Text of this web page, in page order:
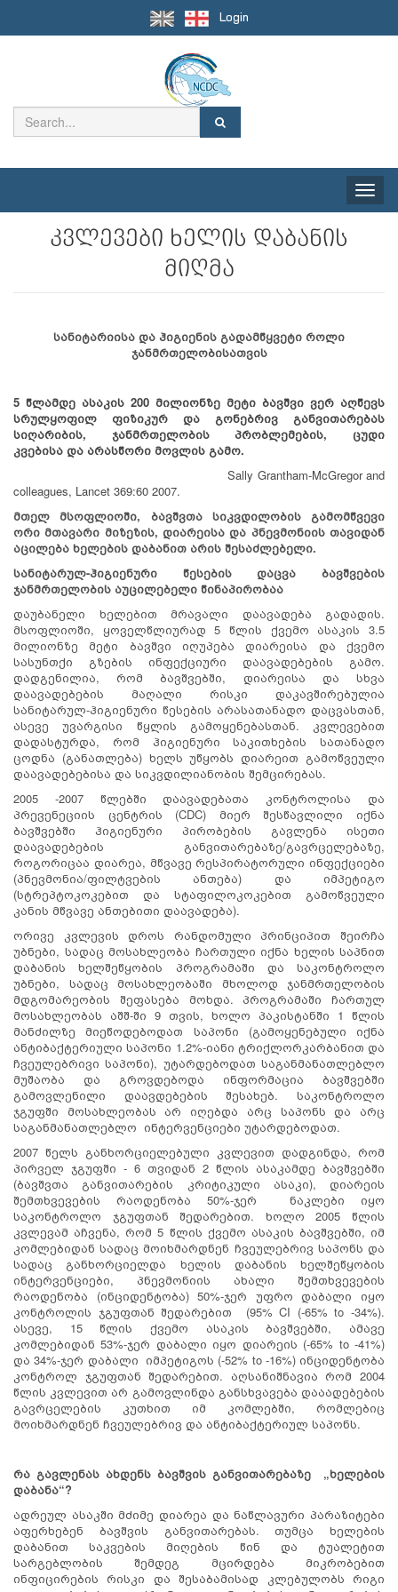
Login
Toggle
კვლევები ხელის დაბანის
მიღმა
სანიტარიისა და ჰიგიენის გადამწყვეტი როლი
ჯანმრთელობისათვის
5 წლამდე ასაკის 200 მილიონზე მეტი ბავშვი ვერ აღწევს
სრულყოფილ ფიზიკურ და გონებრივ განვითარებას
სიღარიბის, ჯანმრთელობის პრობლემების, ცუდი
კვებისა და არასწორი მოვლის გამო.
Sally Grantham-McGregor and
colleagues, Lancet 369:60 2007.
მთელ მსოფლიოში, ბავშვთა სიკვდილობის გამომწვევი
ორი მთავარი მიზეზის, დიარეისა და პნევმონიის თავიდან
აცილება ხელების დაბანით არის შესაძლებელი.
სანიტარულ-ჰიგიენური წესების დაცვა ბავშვების
ჯანმრთელობის აუცილებელი წინაპირობაა
დაუბანელი ხელებით მრავალი დაავადება გადადის.
მსოფლიოში, ყოველწლიურად 5 წლის ქვემო ასაკის 3.5
მილიონზე მეტი ბავშვი იღუპება დიარეისა და ქვემო
სასუნთქი გზების ინფექციური დაავადებების გამო.
დადგენილია, რომ ბავშვებში, დიარეისა და სხვა
დაავადებების მაღალი რისკი დაკავშირებულია
სანიტარულ-ჰიგიენური წესების არასათანადო დაცვასთან,
ასევე უვარგისი წყლის გამოყენებასთან. კვლევებით
დადასტურდა, რომ ჰიგიენური საკითხების სათანადო
ცოდნა (განათლება) ხელს უწყობს დიარეით გამოწვეული
დაავადებებისა და სიკვდილიანობის შემცირებას.
2005 -2007 წლებში დაავადებათა კონტროლისა და
პრევენეციის ცენტრის (CDC) მიერ შესწავლილი იქნა
ბავშვებში ჰიგიენური პირობების გავლენა ისეთი
დაავადებების განვითარებაზე/გავრცელებაზე,
როგორიცაა დიარეა, მწვავე რესპირატორული ინფექციები
(პნევმონია/ფილტვების ანთება) და იმპეტიგო
(სტრეპტოკოკებით და სტაფილოკოკებით გამოწვეული
კანის მწვავე ანთებითი დაავადება).
ორივე კვლევის დროს რანდომული პრინციპით შეირჩა
უბნები, სადაც მოსახლეობა ჩართული იქნა ხელის საპნით
დაბანის ხელშეწყობის პროგრამაში და საკონტროლო
უბნები, სადაც მოსახლეობაში მხოლოდ ჯანმრთელობის
მდგომარეობის შეფასება მოხდა. პროგრამაში ჩართულ
მოსახლეობას აშშ-ში 9 თვის, ხოლო პაკისტანში 1 წლის
მანძილზე მიეწოდებოდათ საპონი (გამოყენებული იქნა
ანტიბაქტერიული საპონი 1.2%-იანი ტრიქლორკარბანით და
ჩვეულებრივი საპონი), უტარდებოდათ საგანმანათლებლო
მუშაობა და გროვდებოდა ინფორმაცია ბავშვებში
გამოვლენილი დაავდებების შესახებ. საკონტროლო
ჯგუფში მოსახლეობას არ იღებდა არც საპონს და არც
საგანმანათლებლო ინტერვენციები უტარდებოდათ.
2007 წელს განხორციელებული კვლევით დადგინდა, რომ
პირველ ჯგუფში - 6 თვიდან 2 წლის ასაკამდე ბავშვებში
(ბავშვთა განვითარების კრიტიკული ასაკი), დიარეის
შემთხვევების რაოდენობა 50%-ჯერ ნაკლები იყო
საკონტროლო ჯგუფთან შედარებით. ხოლო 2005 წლის
კვლევამ აჩვენა, რომ 5 წლის ქვემო ასაკის ბავშვებში, იმ
კომლებიდან სადაც მოიხმარდნენ ჩვეულებრივ საპონს და
სადაც განხორციელდა ხელის დაბანის ხელშეწყობის
ინტერვენციები, პნევმონიის ახალი შემთხვევების
რაოდენობა (ინციდენტობა) 50%-ჯერ უფრო დაბალი იყო
კონტროლის ჯგუფთან შედარებით (95% CI (-65% to -34%).
ასევე, 15 წლის ქვემო ასაკის ბავშვებში, ამავე
კომლებიდან 53%-ჯერ დაბალი იყო დიარეის (-65% to -41%)
და 34%-ჯერ დაბალი იმპეტიგოს (-52% to -16%) ინციდენტობა
კონტროლ ჯგუფთან შედარებით. აღსანიშნავია რომ 2004
წლის კვლევით არ გამოვლინდა განსხვავება დააადებების
გავრცელების კუთხით იმ კომლებში, რომლებიც
მოიხმარდნენ ჩვეულებრივ და ანტიბაქტერიულ საპონს.
რა გავლენას ახდენს ბავშვის განვითარებაზე „ხელების
დაბანა“?
ადრეულ ასაკში მძიმე დიარეა და ნაწლავური პარაზიტები
აფერხებენ ბავშვის განვითარებას. თუმცა ხელების
დაბანით საკვების მიღების წინ და ტუალეტით
სარგებლობის შემდეგ მცირდება მიკრობებით
ინფიცირების რისკი და შესაბამისად კლებულობს რიგი